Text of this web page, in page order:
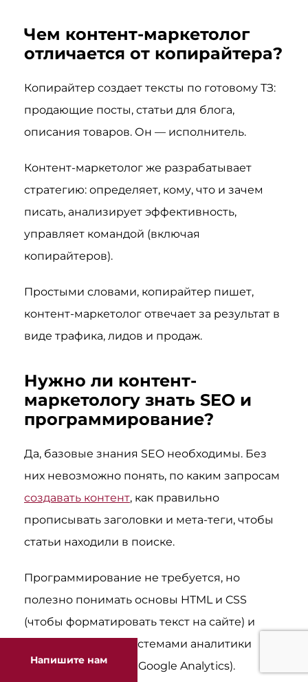
Чем контент-маркетолог
отличается от копирайтера?
Копирайтер создает тексты по готовому ТЗ:
продающие посты, статьи для блога,
описания товаров. Он — исполнитель.
Контент-маркетолог же разрабатывает
стратегию: определяет, кому, что и зачем
писать, анализирует эффективность,
управляет командой (включая
копирайтеров).
Простыми словами, копирайтер пишет,
контент-маркетолог отвечает за результат в
виде трафика, лидов и продаж.
Нужно ли контент-
маркетологу знать SEO и
программирование?
Да, базовые знания SEO необходимы. Без
них невозможно понять, по каким запросам
создавать контент, как правильно
прописывать заголовки и мета-теги, чтобы
статьи находили в поиске.
Программирование не требуется, но
полезно понимать основы HTML и CSS
(чтобы форматировать текст на сайте) и
уметь работать с системами аналитики
(«Яндекс Метрика», Google Analytics).
Напишите нам